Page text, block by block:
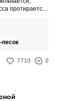
протирается
до кипения и
песок
7710 0